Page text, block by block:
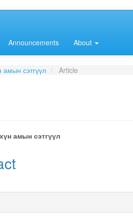
Announcements About
сэтгүүл Article
амын сэтгүүл